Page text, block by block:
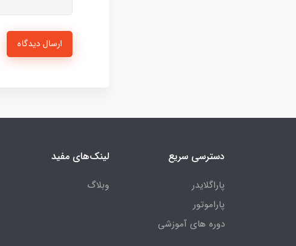
ارسال دیدگاه
دسترسی سریع
پاراگلایدر
پاراموتور
دوره های آموزشی
لینک‌های مفید
وبلاگ